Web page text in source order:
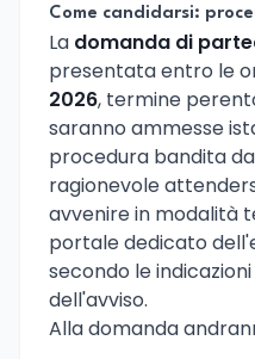
Come candidarsi:
La domanda di
presentata entro le
2026, termine
saranno ammesse
procedura bandita
ragionevole
avvenire in modalità
portale dedicato
secondo le
dell'avviso.
Alla domanda